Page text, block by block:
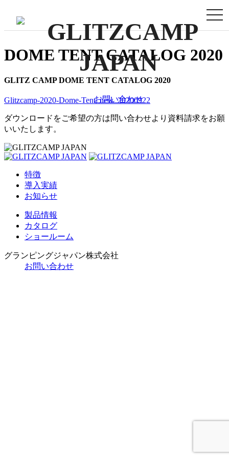
お問い合わせ
DOME TENT CATALOG 2020
GLITZ CAMP DOME TENT CATALOG 2020
Glitzcamp-2020-Dome-Tent_new_20200922
ダウンロードをご希望の方は問い合わせより資料請求をお願
いいたします。
特徴
導入実績
お知らせ
製品情報
カタログ
ショールーム
グランピングジャパン株式会社
お問い合わせ